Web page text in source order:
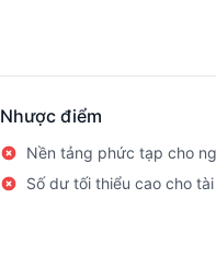
Nhược điểm
Nền tảng phức tạp cho
Số dư tối thiểu cao cho